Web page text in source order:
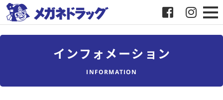
インフォメーション
INFORMATION